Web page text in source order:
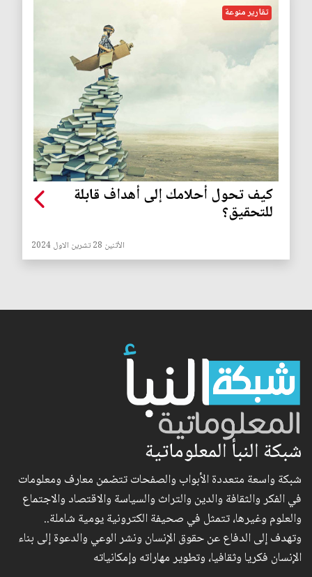
تقارير منوعة
كيف تحول أحلامك إلى أهداف قابلة
للتحقيق؟
الأثنين 28 تشرين الاول 2024
شبكة النبأ المعلوماتية
شبكة واسعة متعددة الأبواب والصفحات تتضمن معارف ومعلومات
في الفكر والثقافة والدين والتراث والسياسة والاقتصاد والاجتماع
والعلوم وغيرها، تتمثل في صحيفة الكترونية يومية شاملة..
وتهدف إلى الدفاع عن حقوق الإنسان ونشر الوعي والدعوة إلى بناء
الإنسان فكريا وثقافيا، وتطوير مهاراته وإمكانياته